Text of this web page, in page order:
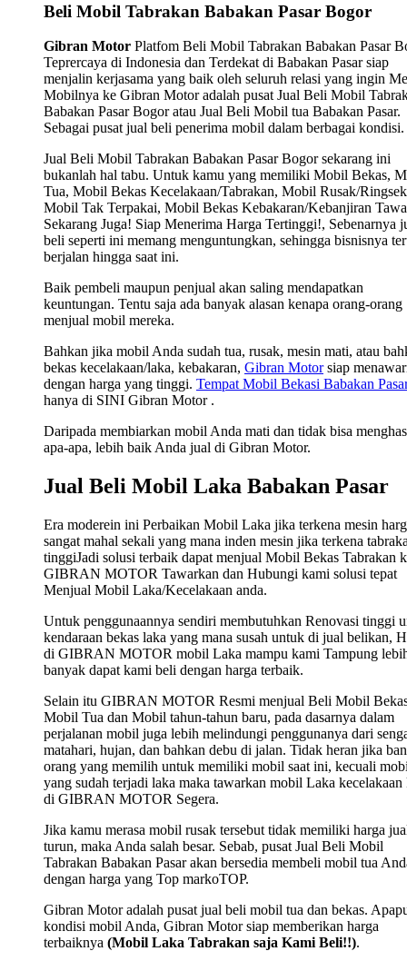
Beli Mobil Tabrakan Babakan Pasar Bogor
Gibran Motor Platfom Beli Mobil Tabrakan Babakan Pasar
Teprercaya di Indonesia dan Terdekat di Babakan Pasar siap
menjalin kerjasama yang baik oleh seluruh relasi yang ingin
Mobilnya ke Gibran Motor adalah pusat Jual Beli Mobil
Babakan Pasar Bogor atau Jual Beli Mobil tua Babakan Pasar.
Sebagai pusat jual beli penerima mobil dalam berbagai kondisi.
Jual Beli Mobil Tabrakan Babakan Pasar Bogor sekarang ini
bukanlah hal tabu. Untuk kamu yang memiliki Mobil Bekas,
Tua, Mobil Bekas Kecelakaan/Tabrakan, Mobil Rusak/
Mobil Tak Terpakai, Mobil Bekas Kebakaran/Kebanjiran
Sekarang Juga! Siap Menerima Harga Tertinggi!, Sebenarnya
beli seperti ini memang menguntungkan, sehingga bisnisnya
berjalan hingga saat ini.
Baik pembeli maupun penjual akan saling mendapatkan
keuntungan. Tentu saja ada banyak alasan kenapa orang-orang
menjual mobil mereka.
Bahkan jika mobil Anda sudah tua, rusak, mesin mati, atau
bekas kecelakaan/laka, kebakaran, Gibran Motorsiap
dengan harga yang tinggi. Tempat Mobil Bekasi Babakan
hanya di SINI Gibran Motor .
Daripada membiarkan mobil Anda mati dan tidak bisa
apa-apa, lebih baik Anda jual di Gibran Motor.
Jual Beli Mobil Laka Babakan Pasar
Era moderein ini Perbaikan Mobil Laka jika terkena mesin
sangat mahal sekali yang mana inden mesin jika terkena
tinggiJadi solusi terbaik dapat menjual Mobil Bekas Tabrakan
GIBRAN MOTOR Tawarkan dan Hubungi kami solusi tepat
Menjual Mobil Laka/Kecelakaan anda.
Untuk penggunaannya sendiri membutuhkan Renovasi tinggi
kendaraan bekas laka yang mana susah untuk di jual belikan,
di GIBRAN MOTOR mobil Laka mampu kami Tampung
banyak dapat kami beli dengan harga terbaik.
Selain itu GIBRAN MOTOR Resmi menjual Beli Mobil
Mobil Tua dan Mobil tahun-tahun baru, pada dasarnya dalam
perjalanan mobil juga lebih melindungi penggunanya dari
matahari, hujan, dan bahkan debu di jalan. Tidak heran jika
orang yang memilih untuk memiliki mobil saat ini, kecuali
yang sudah terjadi laka maka tawarkan mobil Laka kecelakaan
di GIBRAN MOTOR Segera.
Jika kamu merasa mobil rusak tersebut tidak memiliki harga
turun, maka Anda salah besar. Sebab, pusat Jual Beli Mobil
Tabrakan Babakan Pasar akan bersedia membeli mobil tua
dengan harga yang Top markoTOP.
Gibran Motor adalah pusat jual beli mobil tua dan bekas.
kondisi mobil Anda, Gibran Motor siap memberikan harga
terbaiknya (Mobil Laka Tabrakan saja Kami Beli!!).